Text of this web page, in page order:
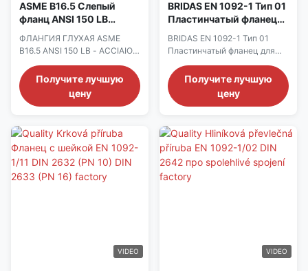
ASME B16.5 Слепый
фланц ANSI 150 LB
сталь A182 F304L
ФЛАНГИЯ ГЛУХАЯ ASME
B16.5 ANSI 150 LB - ACCIAIO
Получите лучшую
цену
BRIDAS EN 1092-1 Тип 01
Пластинчатый фланец
BRIDAS EN 1092-1 Тип 01
Пластинчатый фланец для
Получите лучшую
цену
VIDEO VIDEO